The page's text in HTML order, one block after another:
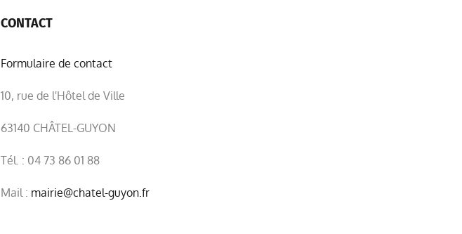
CONTACT
Formulaire de contact
10, rue de l'Hôtel de Ville
63140 CHÂTEL-GUYON
Tél. : 04 73 86 01 88
Mail : mairie@chatel-guyon.fr